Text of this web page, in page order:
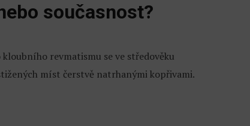
současnost?
kloubního revmatismu se ve středověku
míst čerstvě natrhanými kopřivami.